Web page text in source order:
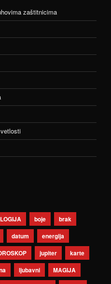
zaštitnicima
boje
brak
datum
energija
jupiter
karte
ljubavni
MAGIJA